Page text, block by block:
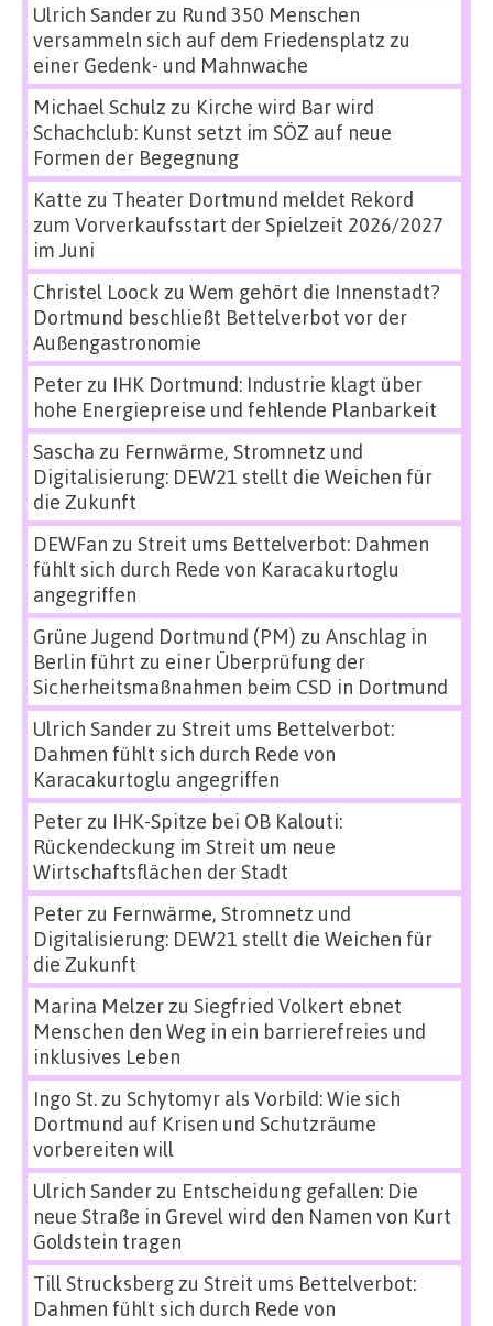
Ulrich Sanderzu Rund 350 Menschen
versammeln sich auf dem Friedensplatz zu
einer Gedenk- und Mahnwache
Michael Schulz zu Kirche wird Bar wird
Schachclub: Kunst setzt im SÖZ auf neue
Formen der Begegnung
Katte zu Theater Dortmund meldet Rekord
zum Vorverkaufsstart der Spielzeit 2026/2027
im Juni
Christel Loock zu Wem gehört die Innenstadt?
Dortmund beschließt Bettelverbot vor der
Außengastronomie
Peterzu IHK Dortmund: Industrie klagt über
hohe Energiepreise und fehlende Planbarkeit
Sascha zu Fernwärme, Stromnetz und
Digitalisierung: DEW21 stellt die Weichen für
die Zukunft
DEWFan zu Streit ums Bettelverbot: Dahmen
fühlt sich durch Rede von Karacakurtoglu
angegriffen
Grüne Jugend Dortmund (PM) zu Anschlag in
Berlin führt zu einer Überprüfung der
Sicherheitsmaßnahmen beim CSD in Dortmund
Ulrich Sanderzu Streit ums Bettelverbot:
Dahmen fühlt sich durch Rede von
Karacakurtoglu angegriffen
Peterzu IHK-Spitze bei OB Kalouti:
Rückendeckung im Streit um neue
Wirtschaftsflächen der Stadt
Peterzu Fernwärme, Stromnetz und
Digitalisierung: DEW21 stellt die Weichen für
die Zukunft
Marina Melzerzu Siegfried Volkert ebnet
Menschen den Weg in ein barrierefreies und
inklusives Leben
Ingo St.zu Schytomyr als Vorbild: Wie sich
Dortmund auf Krisen und Schutzräume
vorbereiten will
Ulrich Sanderzu Entscheidung gefallen: Die
neue Straße in Grevel wird den Namen von Kurt
Goldstein tragen
Till Strucksbergzu Streit ums Bettelverbot:
Dahmen fühlt sich durch Rede von